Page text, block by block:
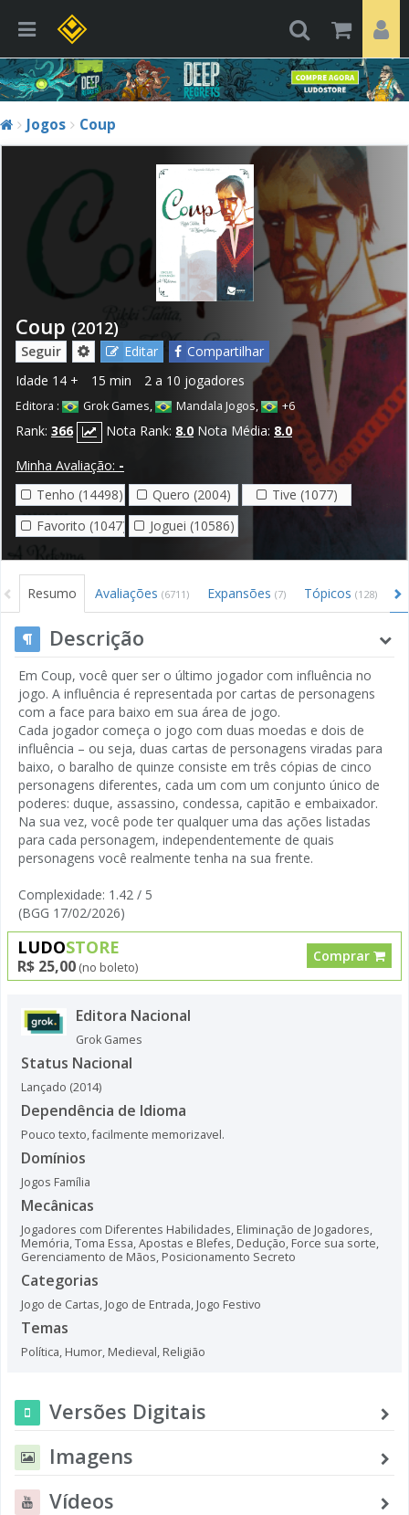
Jogos Coup
Coup (2012)
Seguir Editar
Compartilhar
Idade 14 + 15 min 2 a 10 jogadores
Editora : Grok Games, Mandala Jogos, +6
Rank: 366 Nota Rank: 8.0 Nota Média: 8.0
Minha Avaliação: -
Tenho (14498)
Quero (2004)
Tive (1077)
Favorito (1047)
Joguei (10586)
Resumo Avaliações (6711) Expansões (7) Tópicos (128)
Descrição
Em Coup, você quer ser o último jogador com influência no
jogo. A influência é representada por cartas de personagens
com a face para baixo em sua área de jogo.
Cada jogador começa o jogo com duas moedas e dois de
influência – ou seja, duas cartas de personagens viradas para
baixo, o baralho de quinze consiste em três cópias de cinco
personagens diferentes, cada um com um conjunto único de
poderes: duque, assassino, condessa, capitão e embaixador.
Na sua vez, você pode ter qualquer uma das ações listadas
para cada personagem, independentemente de quais
personagens você realmente tenha na sua frente.
Complexidade: 1.42 / 5
(BGG 17/02/2026)
LUDOSTORE
R$ 25,00 (no boleto)
Comprar
Editora Nacional
Grok Games
Status Nacional
Lançado (2014)
Dependência de Idioma
Pouco texto, facilmente memorizavel.
Domínios
Jogos Família
Mecânicas
Jogadores com Diferentes Habilidades, Eliminação de Jogadores,
Memória,Toma Essa,Apostas e Blefes, Dedução, Force sua sorte,
Gerenciamento de Mãos, Posicionamento Secreto
Categorias
Jogo de Cartas, Jogo de Entrada, Jogo Festivo
Temas
Política, Humor, Medieval, Religião
Versões Digitais
Imagens
Vídeos